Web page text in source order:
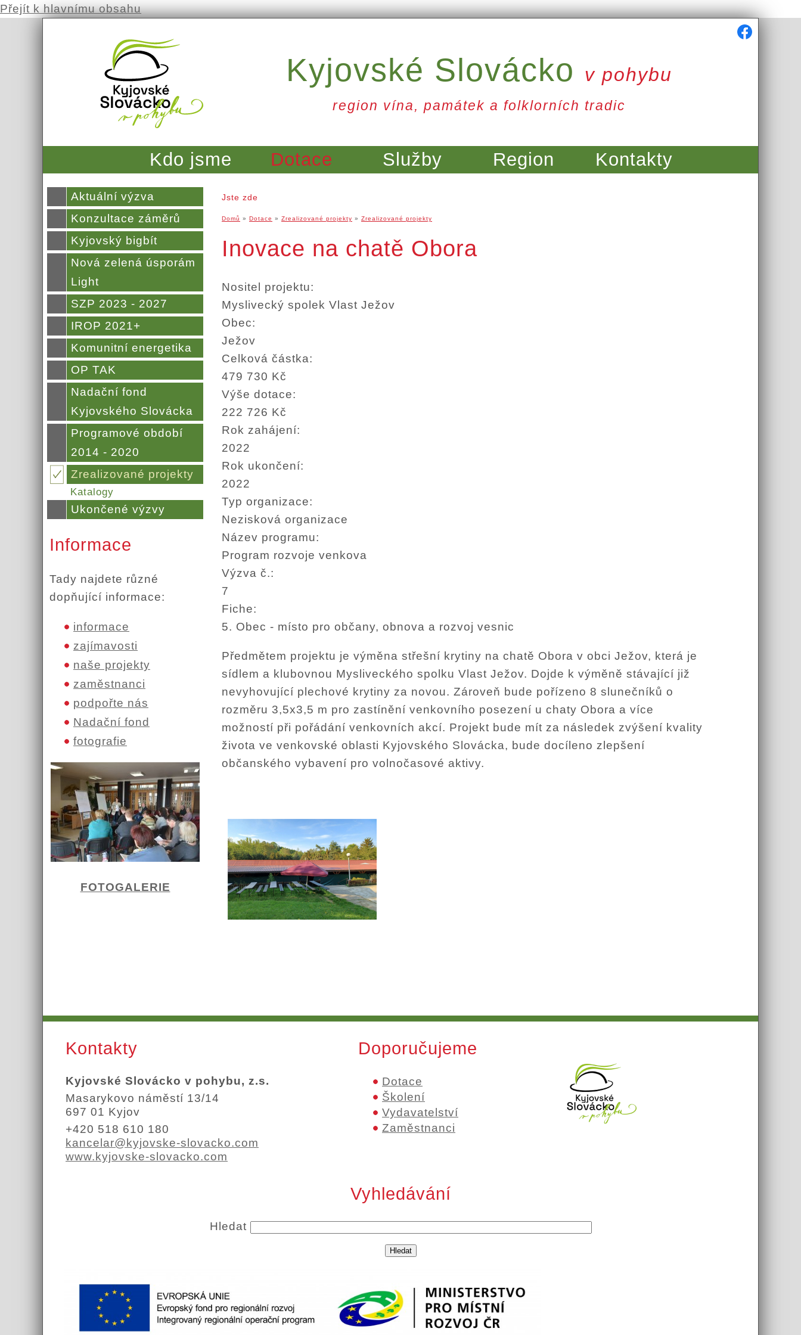
Přejít k hlavnímu obsahu
Kyjovské Slovácko v pohybu
region vína, památek a folklorních tradic
Kdo jsme Dotace Služby Region Kontakty
Aktuální výzva
Konzultace záměrů
Kyjovský bigbít
Nová zelená úsporám
Light
SZP 2023 - 2027
IROP 2021+
Komunitní energetika
OP TAK
Nadační fond
Kyjovského Slovácka
Programové období
2014 - 2020
Zrealizované projekty
Katalogy
Ukončené výzvy
Informace
Tady najdete různé
dopňující informace:
informace
zajímavosti
naše projekty
zaměstnanci
podpořte nás
Nadační fond
fotografie
FOTOGALERIE
Jste zde
Domů » Dotace » Zrealizované projekty » Zrealizované projekty
Inovace na chatě Obora
Nositel projektu:
Myslivecký spolek Vlast Ježov
Obec:
Ježov
Celková částka:
479 730 Kč
Výše dotace:
222 726 Kč
Rok zahájení:
2022
Rok ukončení:
2022
Typ organizace:
Nezisková organizace
Název programu:
Program rozvoje venkova
Výzva č.:
7
Fiche:
5. Obec - místo pro občany, obnova a rozvoj vesnic
Předmětem projektu je výměna střešní krytiny na chatě Obora v obci Ježov, která je
sídlem a klubovnou Mysliveckého spolku Vlast Ježov. Dojde k výměně stávající již
nevyhovující plechové krytiny za novou. Zároveň bude pořízeno 8 slunečníků o
rozměru 3,5x3,5 m pro zastínění venkovního posezení u chaty Obora a více
možností při pořádání venkovních akcí. Projekt bude mít za následek zvýšení kvality
života ve venkovské oblasti Kyjovského Slovácka, bude docíleno zlepšení
občanského vybavení pro volnočasové aktivy.
Kontakty
Kyjovské Slovácko v pohybu, z.s.
Masarykovo náměstí 13/14
697 01 Kyjov
+420 518 610 180
kancelar@kyjovske-slovacko.com
www.kyjovske-slovacko.com
Doporučujeme
Dotace
Školení
Vydavatelství
Zaměstnanci
Vyhledávání
Hledat